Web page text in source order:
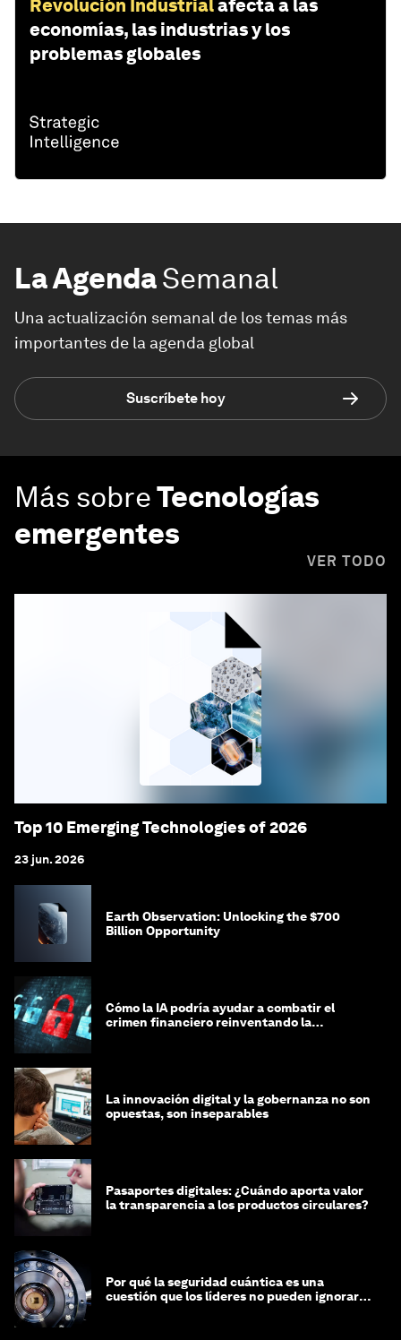
Revolución Industrialafecta a las
economías, las industrias y los
problemas globales
La AgendaSemanal
Una actualización semanal de los temas más
importantes de la agenda global
Suscríbete hoy
Más sobreTecnologías
emergentes
VER TODO
Top 10 Emerging Technologies of 2026
23 jun. 2026
Earth Observation: Unlocking the $700
Billion Opportunity
Cómo la IA podría ayudar a combatir el
crimen financiero reinventando la
La innovación digital y la gobernanza no son
opuestas, son inseparables
Pasaportes digitales: ¿Cuándo aporta valor
la transparencia a los productos circulares?
Por qué la seguridad cuántica es una
cuestión que los líderes no pueden ignorar